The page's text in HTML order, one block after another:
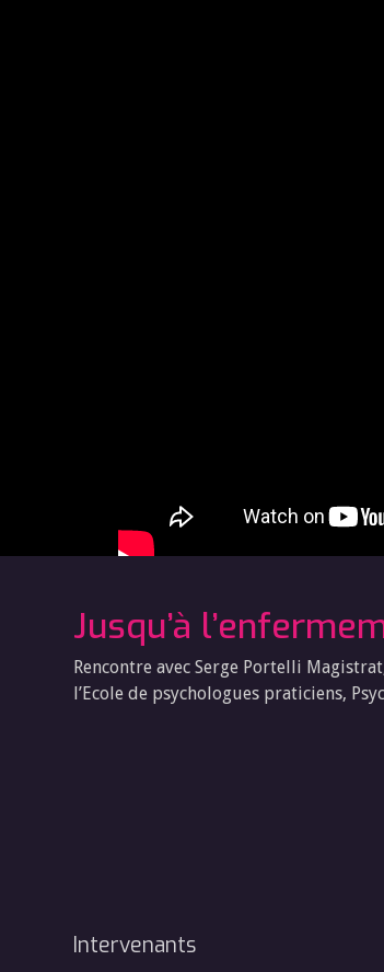
Jusqu’à
Rencontre avec Serge Portelli
l’Ecole de psychologues praticiens,
Intervenants